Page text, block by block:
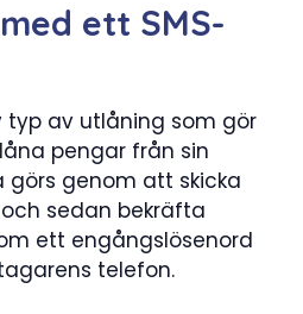
ett SMS-
typ av utlåning som gör
pengar från sin
görs genom att skicka
sedan bekräfta
ett engångslösenord
telefon.